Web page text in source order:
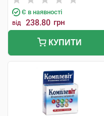
Є в наявності
від 238.80 грн
КУПИТИ